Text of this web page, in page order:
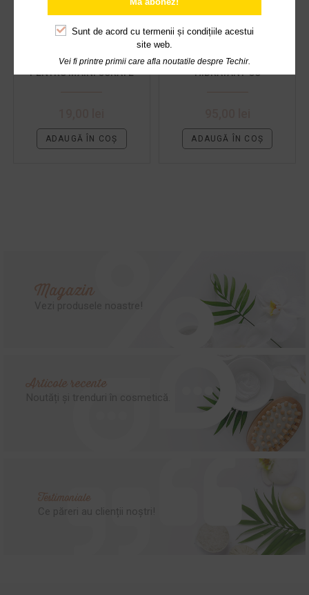
SĂPUN NATURAL
PENTRU MÂINI CURATE
ADAUGĂ ÎN COȘ
CADOU MARTISOR
HIDRATANT CU
ADAUGĂ ÎN COȘ
Magazin
Vezi produsele noastre!
Articole recente
Noutăți și trenduri în cosmetică.
Testimoniale
Ce păreri au clienții noștri!
Sunt de acord cu termenii și condițiile acestui
site web.
Vei fi printre primii care afla noutatile despre Techir.